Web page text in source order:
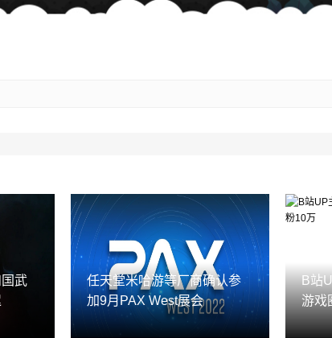
武
任天堂米哈游等厂商确认参
加9月PAX West展会
B站
游戏